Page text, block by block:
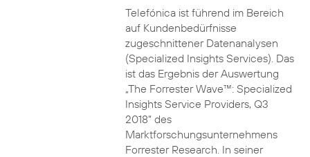
Telefónica ist führend im Bereich
auf Kundenbedürfnisse
zugeschnittener Datenanalysen
(Specialized Insights Services). Das
ist das Ergebnis der Auswertung
„The Forrester Wave™: Specialized
Insights Service Providers, Q3
2018“ des
Marktforschungsunternehmens
Forrester Research. In seiner